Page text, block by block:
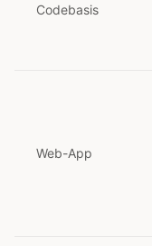
Codebasis
Web-App